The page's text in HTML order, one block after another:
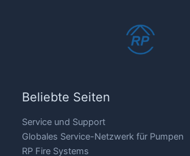
Beliebte Seiten
Service und Support
Globales Service-Netzwerk für Pumpen
RP Fire Systems